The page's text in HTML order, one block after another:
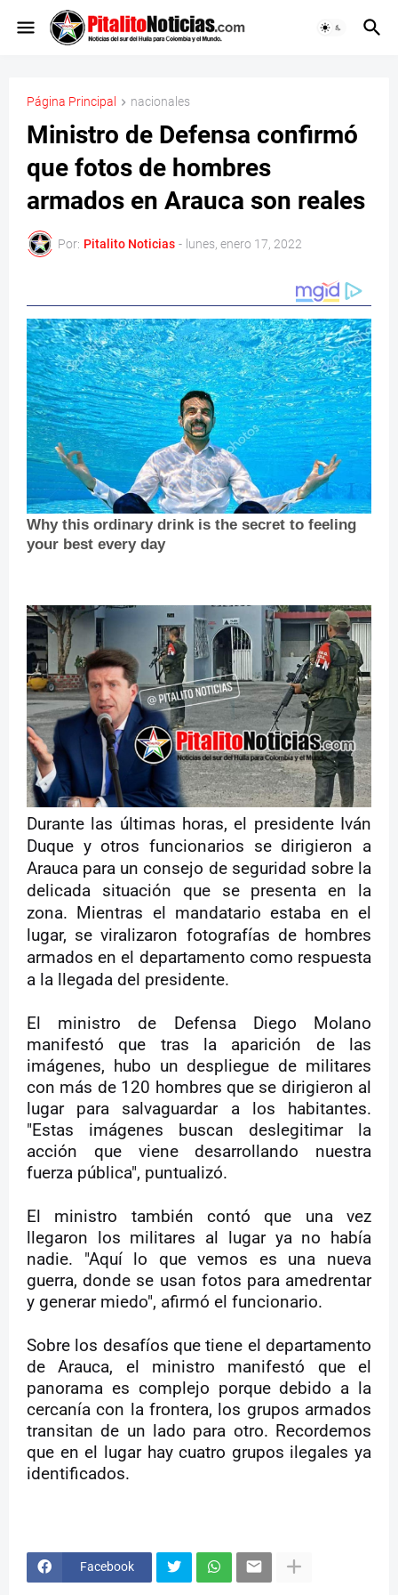
Página Principal nacionales
Ministro de Defensa confirmó
que fotos de hombres
armados en Arauca son reales
Por: Pitalito Noticias - lunes, enero 17, 2022
Durante las últimas horas, el presidente Iván
Duque y otros funcionarios se dirigieron a
Arauca para un consejo de seguridad sobre la
delicada situación que se presenta en la
zona. Mientras el mandatario estaba en el
lugar, se viralizaron fotografías de hombres
armados en el departamento como respuesta
a la llegada del presidente.
El ministro de Defensa Diego Molano
manifestó que tras la aparición de las
imágenes, hubo un despliegue de militares
con más de 120 hombres que se dirigieron al
lugar para salvaguardar a los habitantes.
"Estas imágenes buscan deslegitimar la
acción que viene desarrollando nuestra
fuerza pública", puntualizó.
El ministro también contó que una vez
llegaron los militares al lugar ya no había
nadie. "Aquí lo que vemos es una nueva
guerra, donde se usan fotos para amedrentar
y generar miedo", afirmó el funcionario.
Sobre los desafíos que tiene el departamento
de Arauca, el ministro manifestó que el
panorama es complejo porque debido a la
cercanía con la frontera, los grupos armados
transitan de un lado para otro. Recordemos
que en el lugar hay cuatro grupos ilegales ya
identificados.
Facebook